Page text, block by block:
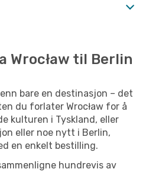
Wrocław til Berlin
bare en destinasjon – det
du forlater Wrocław for å
kulturen i Tyskland, eller
eller noe nytt i Berlin,
en enkelt bestilling.
hundrevis av